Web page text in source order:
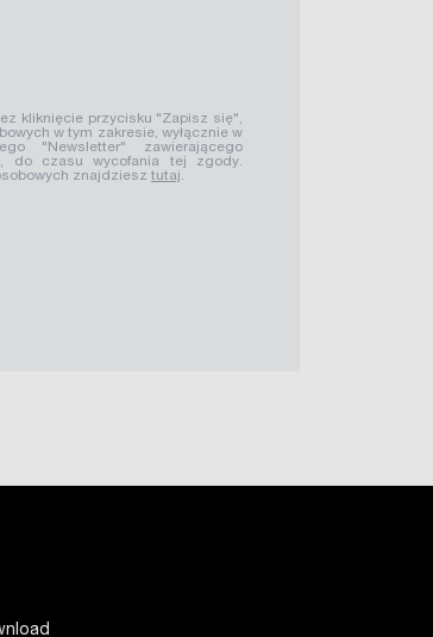
kliknięcie przycisku "Zapisz się",
w tym zakresie, wyłącznie w
"Newsletter" zawierającego
do czasu wycofania tej zgody.
znajdziesz tutaj.